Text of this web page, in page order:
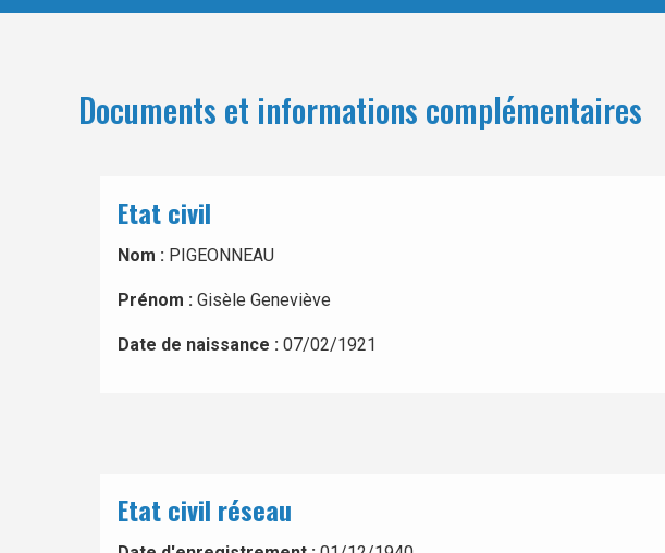
Documents et informations complémentaires
Etat civil
Nom : PIGEONNEAU
Prénom : Gisèle Geneviève
Date de naissance : 07/02/1921
Etat civil réseau